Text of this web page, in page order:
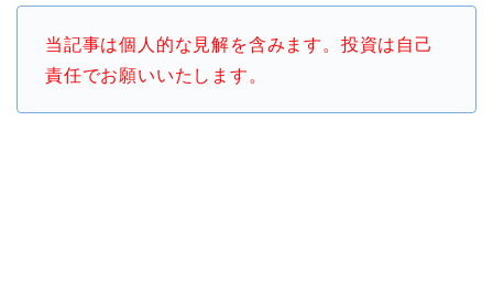
当記事は個人的な見解を含みます。投資は自己
責任でお願いいたします。